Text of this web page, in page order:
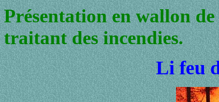
Présentation en wallon
traitant des incendies.
Li feu